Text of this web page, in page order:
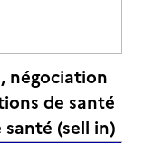
négociation
de santé
(sell in)